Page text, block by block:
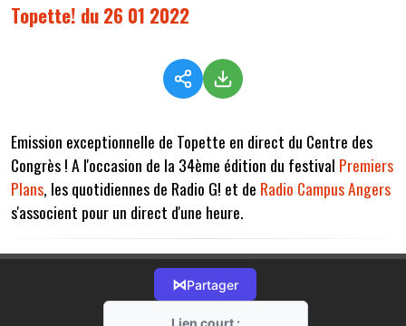
Topette! du 26 01 2022
Emission exceptionnelle de Topette en direct du Centre des
Congrès ! A l'occasion de la 34ème édition du festival Premiers
Plans, les quotidiennes de Radio G! et de Radio Campus Angers
s'associent pour un direct d'une heure.
⋈Partager
Lien court :